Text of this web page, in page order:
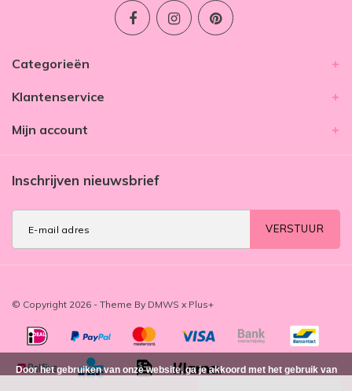
Categorieën
Klantenservice
Mijn account
Inschrijven nieuwsbrief
VERSTUUR
© Copyright 2026 - Theme By DMWS x Plus+
Door het gebruiken van onze website, ga je akkoord met het gebruik van